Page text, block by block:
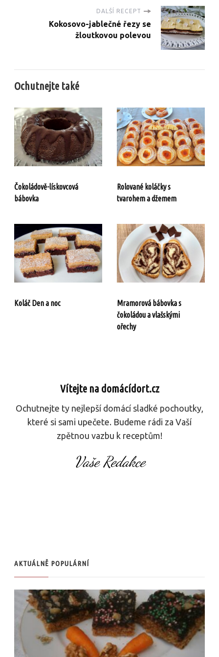
DALŠÍ RECEPT
Kokosovo-jablečné řezy se
žloutkovou polevou
Ochutnejte také
Čokoládově-lískovcová
bábovka
Rolované koláčky s
tvarohem a džemem
Koláč Den a noc
Mramorová bábovka s
čokoládou a vlašskými
ořechy
Vítejte na domácídort.cz
Ochutnejte ty nejlepší domácí sladké pochoutky,
které si sami upečete. Budeme rádi za Vaší
zpětnou vazbu k receptům!
Vaše Redakce
AKTUÁLNĚ POPULÁRNÍ